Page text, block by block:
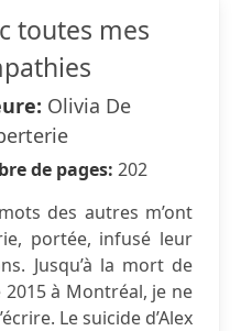
toutes mes
Olivia De
de pages: 202
des autres m’ont
portée, infusé leur
Jusqu’à la mort de
à Montréal, je ne
Le suicide d’Alex